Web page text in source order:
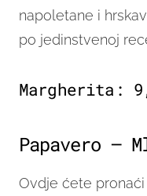
napoletane i
po jedinstvenoj
Margherita:
Papavero –
Ovdje ćete